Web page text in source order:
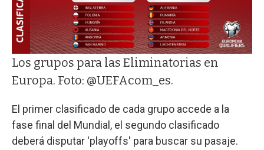
Los grupos para las Eliminatorias en
Europa. Foto: @UEFAcom_es.
El primer clasificado de cada grupo accede a la
fase final del Mundial, el segundo clasificado
deberá disputar 'playoffs' para buscar su pasaje.